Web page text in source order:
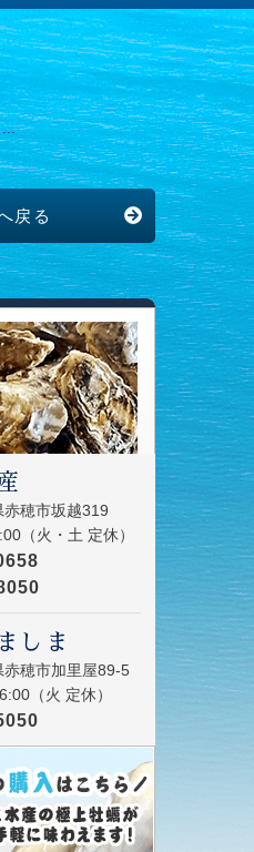
戻る
穂市坂越319
（火・土 定休）
しま
穂市加里屋89-5
（火 定休）